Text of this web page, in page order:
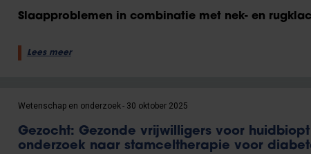
Slaapproblemen in combinatie met nek- en
Lees meer
Wetenschap en onderzoek 30 oktober 2025
Gezocht: Gezonde vrijwilligers voor
onderzoek naar stamceltherapie voor